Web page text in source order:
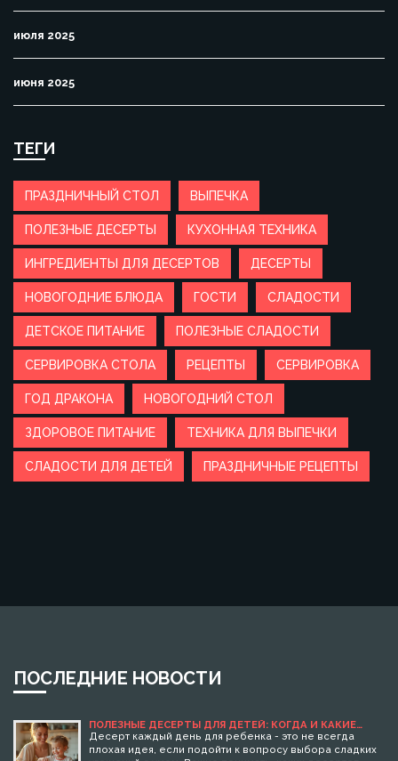
июля 2025
июня 2025
ТЕГИ
ПРАЗДНИЧНЫЙ СТОЛ ВЫПЕЧКА
ПОЛЕЗНЫЕ ДЕСЕРТЫ КУХОННАЯ ТЕХНИКА
ИНГРЕДИЕНТЫ ДЛЯ ДЕСЕРТОВ ДЕСЕРТЫ
НОВОГОДНИЕ БЛЮДА ГОСТИ СЛАДОСТИ
ДЕТСКОЕ ПИТАНИЕ ПОЛЕЗНЫЕ СЛАДОСТИ
СЕРВИРОВКА СТОЛА РЕЦЕПТЫ СЕРВИРОВКА
ГОД ДРАКОНА НОВОГОДНИЙ СТОЛ
ЗДОРОВОЕ ПИТАНИЕ ТЕХНИКА ДЛЯ ВЫПЕЧКИ
СЛАДОСТИ ДЛЯ ДЕТЕЙ ПРАЗДНИЧНЫЕ РЕЦЕПТЫ
ПОСЛЕДНИЕ НОВОСТИ
ПОЛЕЗНЫЕ ДЕСЕРТЫ ДЛЯ ДЕТЕЙ: КОГДА И КАКИЕ
ВЫБИРАТЬ
Десерт каждый день для ребенка - это не всегда
плохая идея, если подойти к вопросу выбора сладких